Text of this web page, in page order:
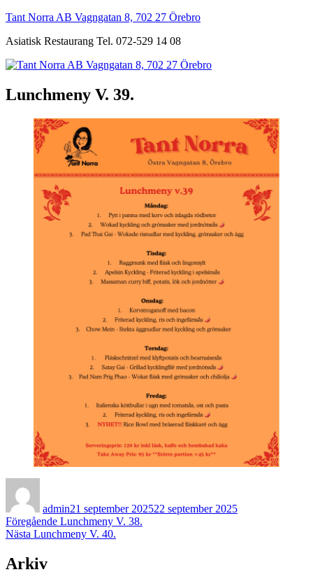
Hoppa
innehåll
Tant Norra AB Vagngatan 8, 702 27 Örebro
Asiatisk Restaurang Tel. 072-529 14 08
Lunchmeny V. 39.
admin21 september 202522 september 2025
Inläggsnavigering
Föregående Föregående
inlägg:
Lunchmeny V. 38.
Nästa Nästa
Lunchmeny V. 40.
Arkiv